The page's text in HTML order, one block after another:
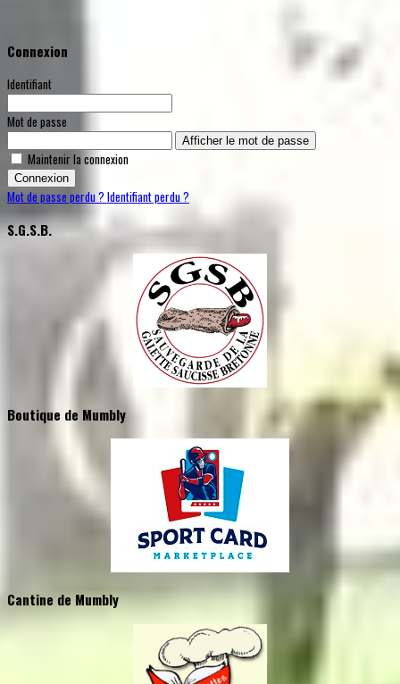
Connexion
Identifiant
Mot de passe
Afficher le mot de passe
Maintenir la connexion
Connexion
Mot de passe perdu ? Identifiant perdu ?
S.G.S.B.
Boutique de Mumbly
Cantine de Mumbly